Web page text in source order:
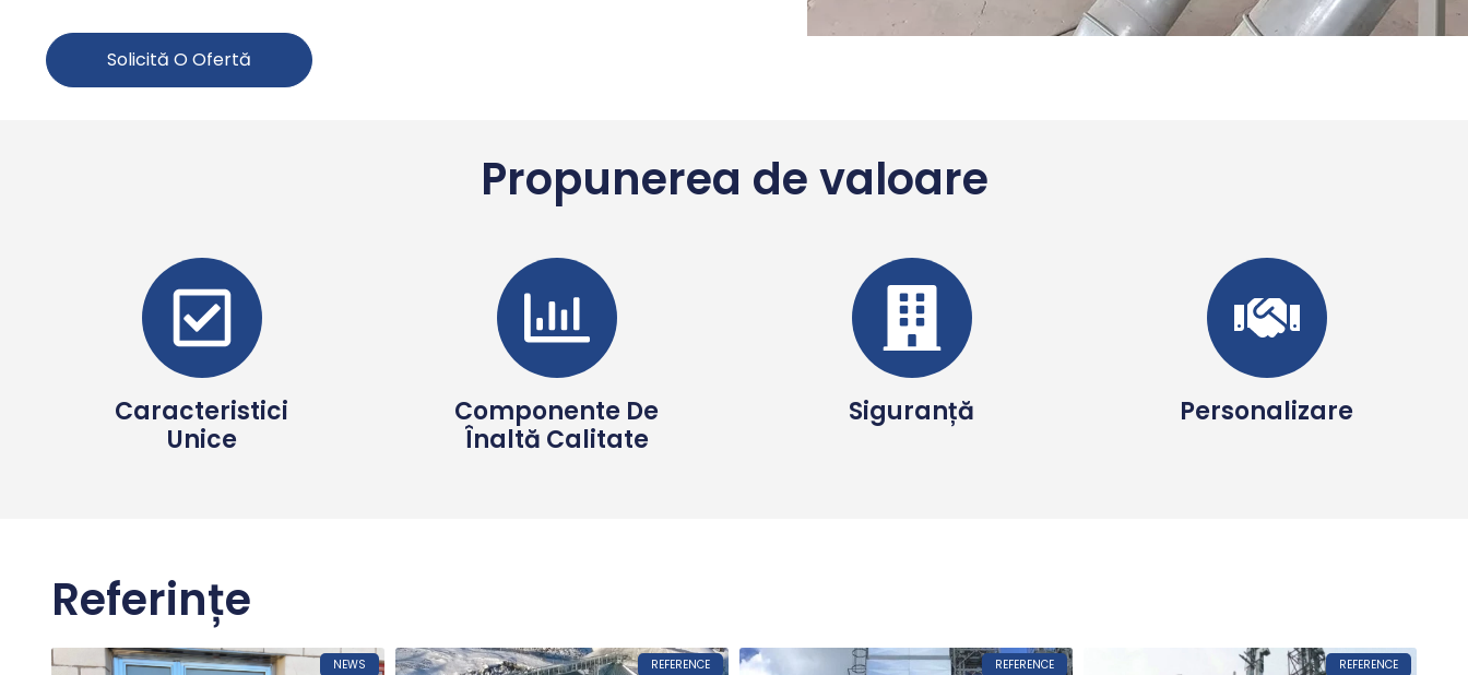
Solicită O Ofertă
Propunerea de valoare
Caracteristici
Unice
Componente De
Înaltă Calitate
Siguranță Personalizare
Referințe
NEWS REFERENCE REFERENCE REFERENCE